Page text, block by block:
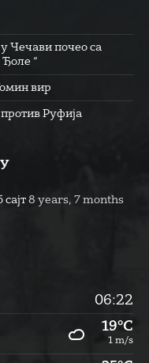
Чечави почео са
“
вир
Руфија
8 years, 7 months
06:22
19°C
1 m/s